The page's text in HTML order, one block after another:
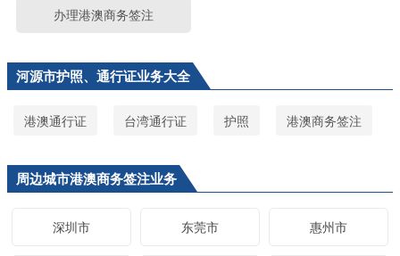
办理港澳商务签注
河源市护照、通行证业务大全
港澳通行证 台湾通行证 护照 港澳商务签注
周边城市港澳商务签注业务
深圳市 东莞市 惠州市